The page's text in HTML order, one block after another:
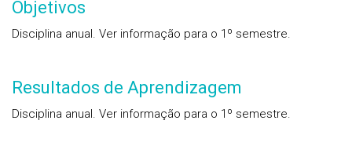
Objetivos
Disciplina anual. Ver informação para o 1º semestre.
Resultados de Aprendizagem
Disciplina anual. Ver informação para o 1º semestre.